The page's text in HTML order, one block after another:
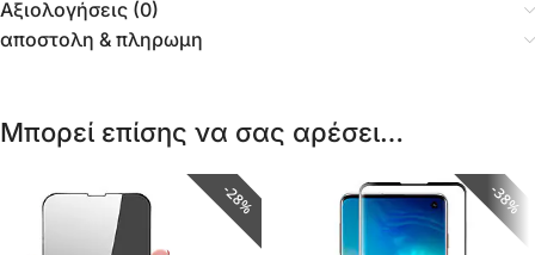
Αξιολογήσεις (0)
αποστολη & πληρωμη
Μπορεί επίσης να σας αρέσει…
28% 38%